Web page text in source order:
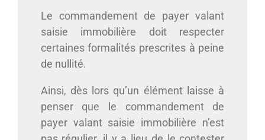
Le commandement de payer valant
saisie immobilière doit respecter
certaines formalités prescrites à peine
de nullité.
Ainsi, dès lors qu’un élément laisse à
penser que le commandement de
payer valant saisie immobilière n’est